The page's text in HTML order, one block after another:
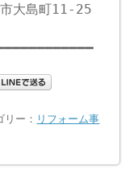
大島町11-25
ー： リフォーム事